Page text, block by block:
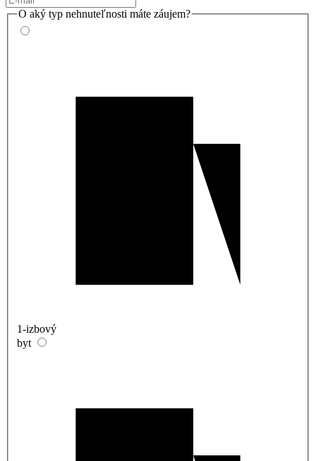
O aký typ nehnuteľnosti máte záujem?
1-izbový
byt